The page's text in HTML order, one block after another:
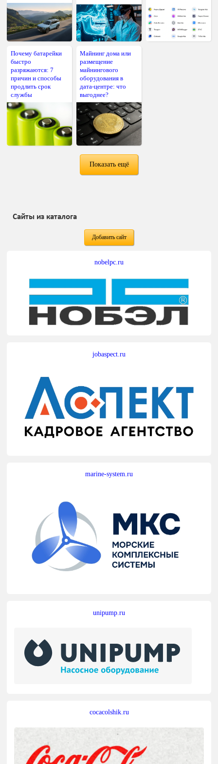
Почему батарейки
быстро
разряжаются: 7
причин и способы
продлить срок
службы
Майнинг дома или
размещение
майнингового
оборудования в
дата-центре: что
выгоднее?
Показать ещё
Сайты из каталога
Добавить сайт
nobelpc.ru
jobaspect.ru
marine-system.ru
unipump.ru
cocacolshik.ru